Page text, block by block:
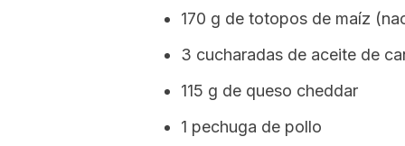
170 g de totopos de maíz
3 cucharadas de aceite de
115 g de queso cheddar
1 pechuga de pollo